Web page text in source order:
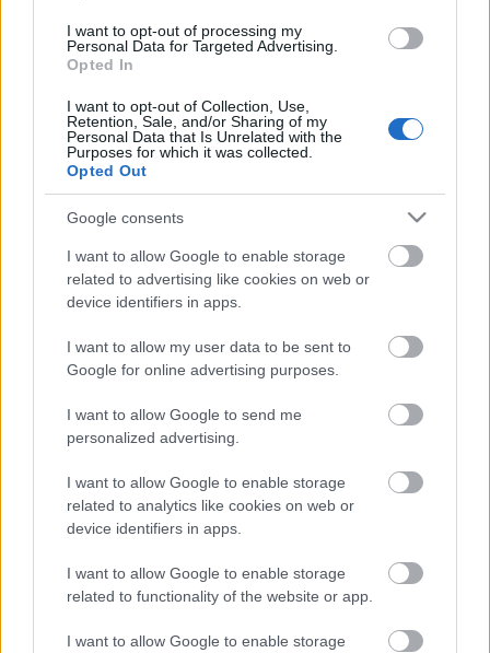
I want to opt-out of processing my
Personal Data for Targeted Advertising.
Opted In
I want to opt-out of Collection, Use,
Retention, Sale, and/or Sharing of my
Personal Data that Is Unrelated with the
Purposes for which it was collected.
Opted Out
Google consents
I want to allow Google to enable storage
related to advertising like cookies on web or
device identifiers in apps.
I want to allow my user data to be sent to
Google for online advertising purposes.
I want to allow Google to send me
personalized advertising.
I want to allow Google to enable storage
related to analytics like cookies on web or
device identifiers in apps.
I want to allow Google to enable storage
related to functionality of the website or app.
I want to allow Google to enable storage
Ajánlott bejegyzések:
Ironikus
Szerelmes egy zongorába
Operában énekelni